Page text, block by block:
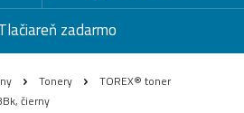
zadarmo
Tonery
TOREX® toner
čierny